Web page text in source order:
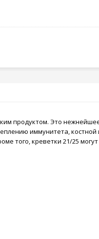
продуктом. Это
иммунитета, костной
того, креветки 21/25